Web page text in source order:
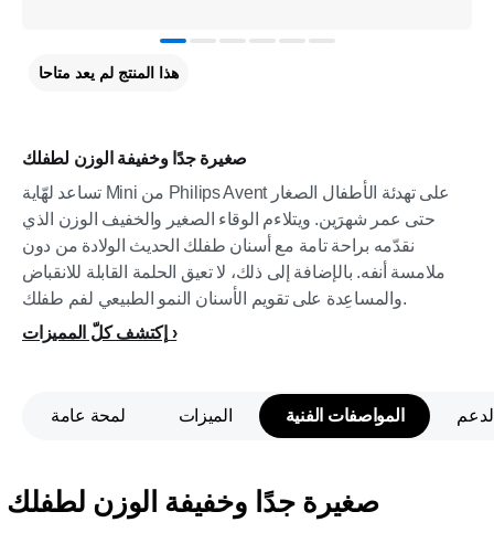
صغيرة جدًا وخفيفة الوزن لطفلك
تساعد لهّاية Mini من Philips Avent على تهدئة الأطفال الصغار
حتى عمر شهرَين. ويتلاءم الوقاء الصغير والخفيف الوزن الذي
نقدّمه براحة تامة مع أسنان طفلك الحديث الولادة من دون
ملامسة أنفه. بالإضافة إلى ذلك، لا تعيق الحلمة القابلة للانقباض
والمساعِدة على تقويم الأسنان النمو الطبيعي لفم طفلك.
إكتشف كلّ المميزات
هذا المنتج لم يعد متاحا
لمحة عامة الميزات المواصفات الفنية
صغيرة جدًا وخفيفة الوزن لطفلك